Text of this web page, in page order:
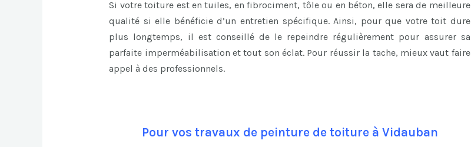
Si votre toiture est en tuiles, en fibrociment, tôle ou en béton, elle sera de meilleure
qualité si elle bénéficie d’un entretien spécifique. Ainsi, pour que votre toit dure
plus longtemps, il est conseillé de le repeindre régulièrement pour assurer sa
parfaite imperméabilisation et tout son éclat. Pour réussir la tache, mieux vaut faire
appel à des professionnels.
Pour vos travaux de peinture de toiture à Vidauban